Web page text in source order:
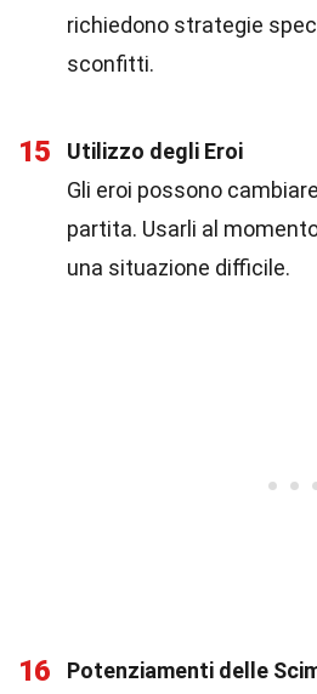
richiedono strategie
sconfitti.
15
Utilizzo degli Eroi
Gli eroi possono
partita. Usarli al
una situazione difficile.
16
Potenziamenti delle